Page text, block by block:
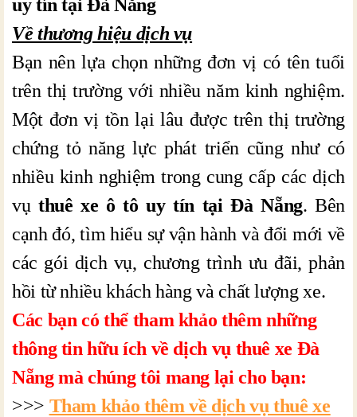
uy tín tại Đà Nẵng
Về thương hiệu dịch vụ
Bạn nên lựa chọn những đơn vị có tên tuổi
trên thị trường với nhiều năm kinh nghiệm.
Một đơn vị tồn lại lâu được trên thị trường
chứng tỏ năng lực phát triển cũng như có
nhiều kinh nghiệm trong cung cấp các dịch
vụ thuê xe ô tô uy tín tại Đà Nẵng. Bên
cạnh đó, tìm hiểu sự vận hành và đổi mới về
các gói dịch vụ, chương trình ưu đãi, phản
hồi từ nhiều khách hàng và chất lượng xe.
Các bạn có thể tham khảo thêm những
thông tin hữu ích về dịch vụ thuê xe Đà
Nẵng mà chúng tôi mang lại cho bạn:
>>> Tham khảo thêm về dịch vụ thuê xe